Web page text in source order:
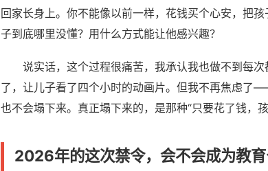
回家长身上。你不能像以前一样，花钱买个心安，把
子到底哪里没懂？用什么方式能让他感兴趣？
说实话，这个过程很痛苦，我承认我也做不到每
了，让儿子看了四个小时的动画片。但我不再焦虑了
也不会塌下来。真正塌下来的，是那种“只要花了钱，孩
2026年的这次禁令，会不会成为教育